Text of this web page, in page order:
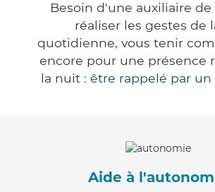
Besoin d'une auxiliaire
réaliser les gestes de
quotidienne, vous tenir
encore pour une présence
la nuit : être rappelé par un
Aide à